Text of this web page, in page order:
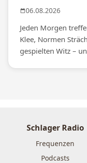
06.08.2026
Jeden Morgen
Klee, Normen
gespielten Witz –
Schlager Radio
Frequenzen
Podcasts